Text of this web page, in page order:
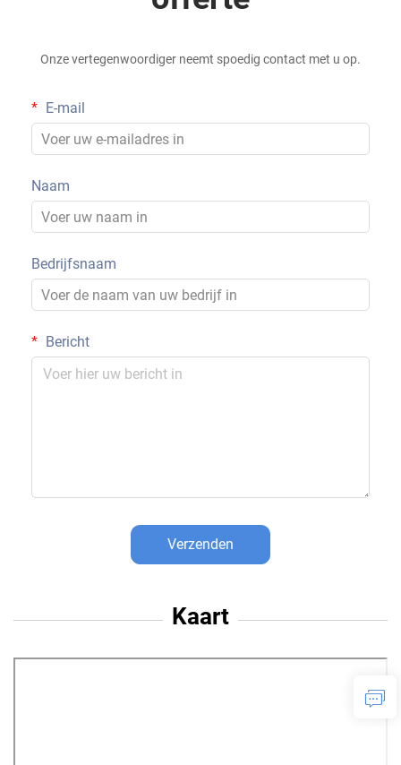
Onze vertegenwoordiger neemt spoedig contact met u op.
E-mail
Naam
Bedrijfsnaam
Bericht
Verzenden
Kaart